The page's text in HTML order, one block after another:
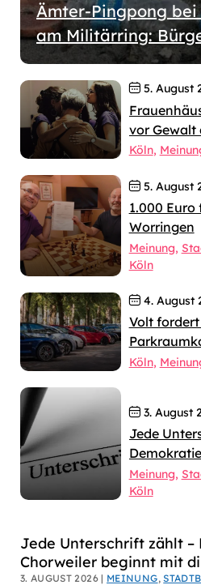
Ämter-Pingpong
am Militärring:
wochenlang allein
5. August
vor Gewalt
Köln
5. August
1.000
Worringen
Meinung
Köln
4. August
Volt
Köln
3. August
Jede
mit dir!
Meinung
Köln
Dirk
Bachhausen
Jede Unterschrift zählt –
Chorweiler beginnt mit
3. AUGUST 2026 | MEINUNG,